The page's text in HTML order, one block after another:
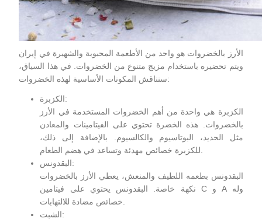
الأرز بالخضروات هو واحد من الأطعمة المحبوبة والشهيرة في إيران
ويتم تحضيره باستخدام مزيج متنوع من الخضروات. في هذا السياق،
سنناقش المكونات الأساسية لهذه الخضروات:
الكزبرة:
الكزبرة هي واحدة من أهم الخضروات المستخدمة في الأرز
بالخضروات. هذه الخضرة تحتوي على الفيتامينات والمعادن
مثل الحديد، البوتاسيوم والكالسيوم. بالإضافة إلى ذلك،
البقدونس:
البقدونس بطعمه اللطيف والمنعش، يعطي الأرز بالخضروات
نكهة خاصة. البقدونس يحتوي على فيتامين C و A وله
الشبت: